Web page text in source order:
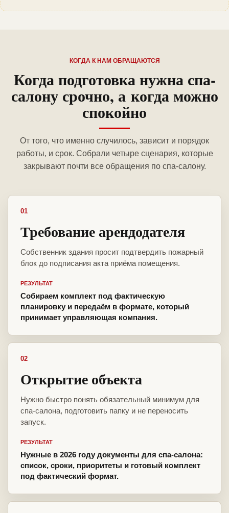
КОГДА К НАМ ОБРАЩАЮТСЯ
Когда подготовка нужна спа-
салону срочно, а когда можно
спокойно
От того, что именно случилось, зависит и порядок
работы, и срок. Собрали четыре сценария, которые
закрывают почти все обращения по спа-салону.
01
Требование арендодателя
Собственник здания просит подтвердить пожарный
блок до подписания акта приёма помещения.
РЕЗУЛЬТАТ
Собираем комплект под фактическую
планировку и передаём в формате, который
принимает управляющая компания.
02
Открытие объекта
Нужно быстро понять обязательный минимум для
спа-салона, подготовить папку и не переносить
запуск.
РЕЗУЛЬТАТ
Нужные в 2026 году документы для спа-салона:
список, сроки, приоритеты и готовый комплект
под фактический формат.